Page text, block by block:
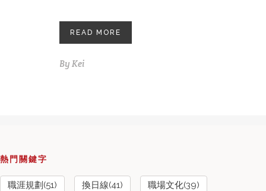
READ MORE
By Kei
熱門關鍵字
職涯規劃(51) 換日線(41) 職場文化(39)